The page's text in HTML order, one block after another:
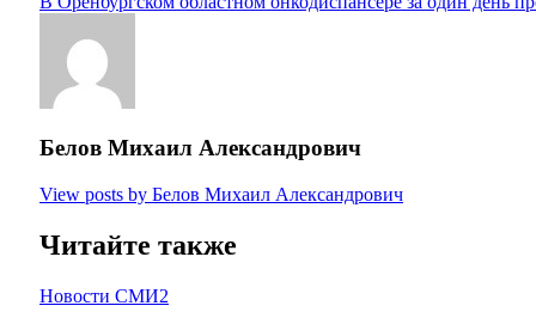
Белов Михаил Александрович
View posts by Белов Михаил Александрович
Читайте также
Новости СМИ2